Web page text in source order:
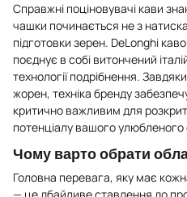
Справжні поціновувачі кави
чашки починається не з
підготовки зерен. DeLonghi
поєднує в собі витончений
технології подрібнення.
жорен, техніка бренду
критично важливим для
потенціалу вашого улюбленого
Чому варто обрати
Головна перевага, яку має